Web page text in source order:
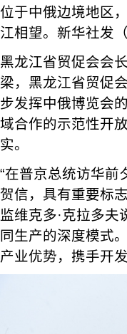
位于中俄边境地区
江相望。新华社发
黑龙江省贸促会会
梁，黑龙江省贸促
步发挥中俄博览会
域合作的示范性开
实。
“在普京总统访华前
贺信，具有重要标
监维克多·克拉多
同生产的深度模式
产业优势，携手开